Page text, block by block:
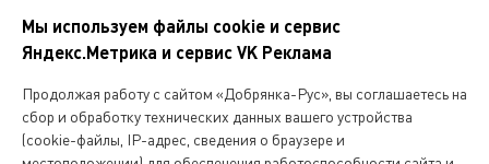
соцсетях
Мы используем файлы cookie и сервис
Яндекс.Метрика и сервис VK Реклама
Продолжая работу с сайтом «Добрянка-Рус», вы соглашаетесь на
сбор и обработку технических данных вашего устройства
(cookie-файлы, IP-адрес, сведения о браузере и